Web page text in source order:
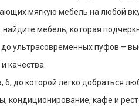
мягкую мебель на любой
мебель, которая
ультрасовременных пуфов –
качества.
до которой легко добраться
кондиционирование, кафе и